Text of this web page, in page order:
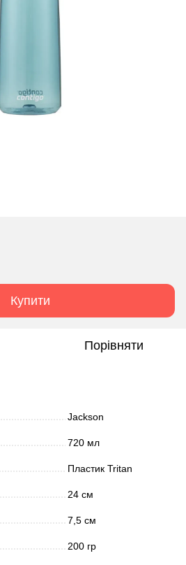
Купити
Порівняти
Jackson
720 мл
Пластик Tritan
24 см
7,5 см
200 гр